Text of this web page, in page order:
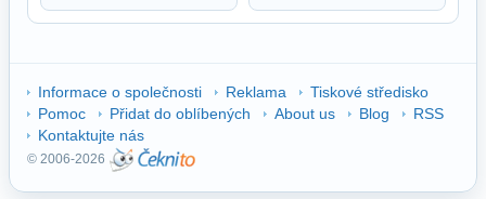
Informace o společnosti Reklama
Tiskové středisko
Pomoc
Přidat do oblíbených About us Blog
RSS
Kontaktujte nás
© 2006-2026